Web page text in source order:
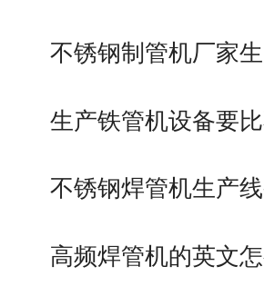
不锈钢制管机厂家
生产铁管机设备要
不锈钢焊管机生产
高频焊管机的英文